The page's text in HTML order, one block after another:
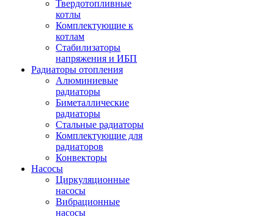
Твердотопливные
котлы
Комплектующие к
котлам
Стабилизаторы
напряжения и ИБП
Радиаторы отопления
Алюминиевые
радиаторы
Биметаллические
радиаторы
Стальные радиаторы
Комплектующие для
радиаторов
Конвекторы
Насосы
Циркуляционные
насосы
Вибрационные
насосы